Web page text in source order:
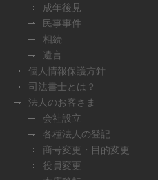
成年後見
民事事件
相続
遺言
個人情報保護方針
司法書士とは？
法人のお客さま
会社設立
各種法人の登記
商号変更・目的変更
役員変更